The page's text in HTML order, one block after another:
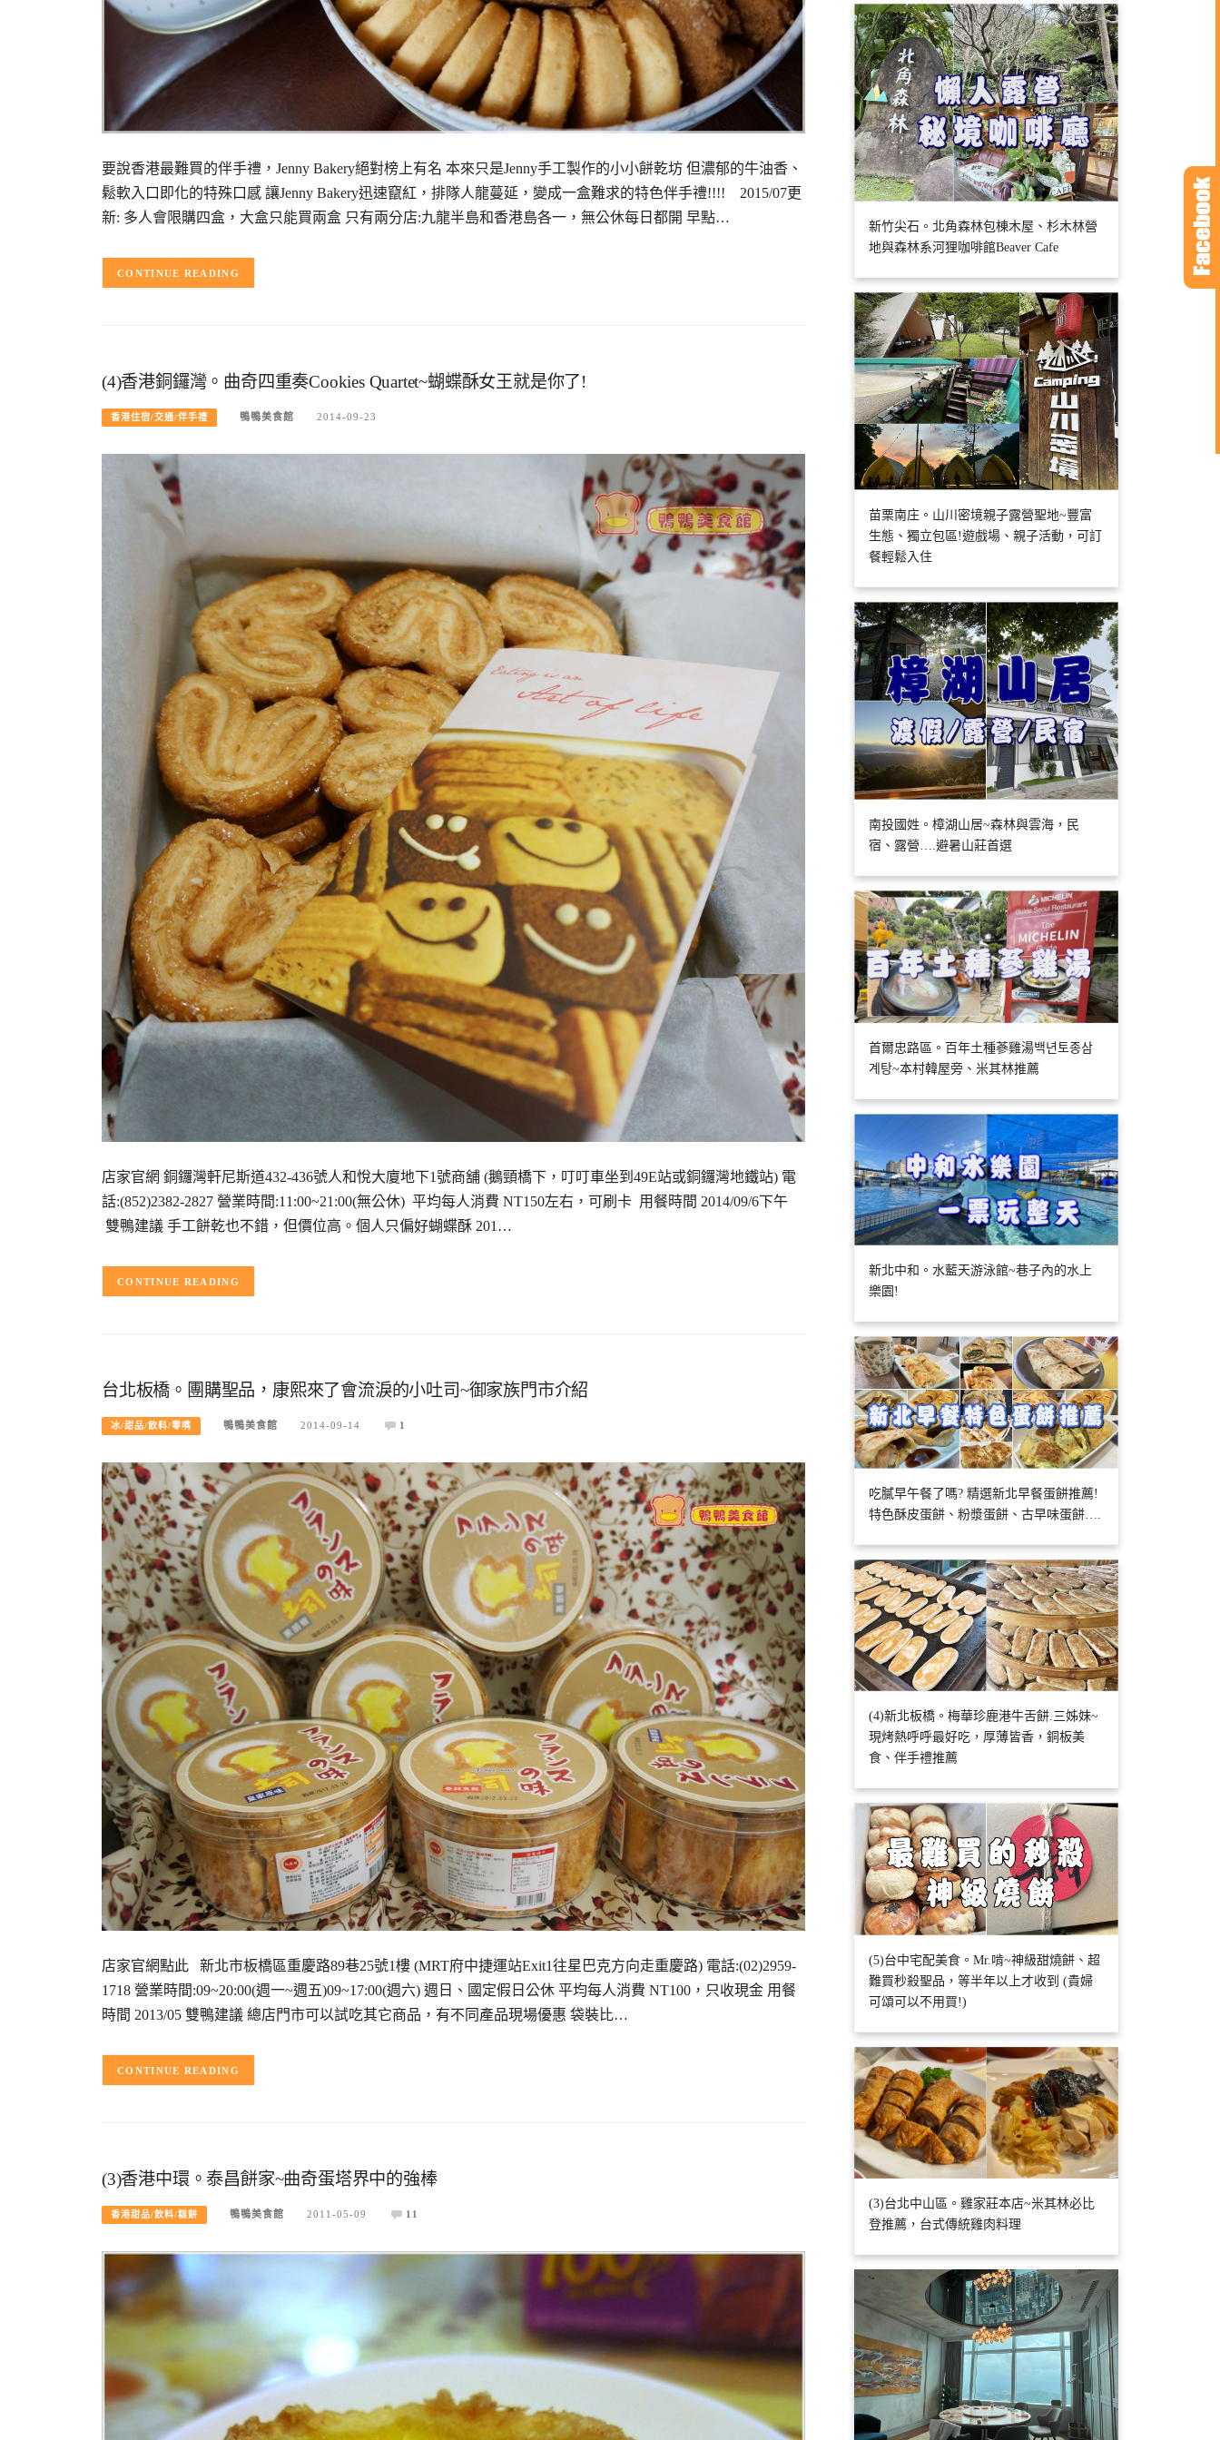
要說香港最難買的伴手禮，Jenny Bakery絕對榜上有名 本來只是Jenny手工製作的小小餅乾坊 但濃郁的牛油香、
鬆軟入口即化的特殊口感 讓Jenny Bakery迅速竄紅，排隊人龍蔓延，變成一盒難求的特色伴手禮!!!! 2015/07更
新: 多人會限購四盒，大盒只能買兩盒 只有兩分店:九龍半島和香港島各一，無公休每日都開 早點…
CONTINUE READING
(4)香港銅鑼灣。曲奇四重奏Cookies Quartet~蝴蝶酥女王就是你了!
香港住宿/交通/伴手禮 鴨鴨美食館 2014-09-23
店家官網 銅鑼灣軒尼斯道432-436號人和悅大廈地下1號商舖 (鵝頸橋下，叮叮車坐到49E站或銅鑼灣地鐵站) 電
話:(852)2382-2827 營業時間:11:00~21:00(無公休) 平均每人消費 NT150左右，可刷卡 用餐時間 2014/09/6下午
雙鴨建議 手工餅乾也不錯，但價位高。個人只偏好蝴蝶酥 201…
CONTINUE READING
台北板橋。團購聖品，康熙來了會流淚的小吐司~御家族門市介紹
冰/甜品/飲料/零嘴 鴨鴨美食館 2014-09-14 1
店家官網點此 新北市板橋區重慶路89巷25號1樓 (MRT府中捷運站Exit1往星巴克方向走重慶路) 電話:(02)2959-
1718 營業時間:09~20:00(週一~週五)09~17:00(週六) 週日、國定假日公休 平均每人消費 NT100，只收現金 用餐
時間 2013/05 雙鴨建議 總店門市可以試吃其它商品，有不同產品現場優惠 袋裝比…
CONTINUE READING
(3)香港中環。泰昌餅家~曲奇蛋塔界中的強棒
香港甜品/飲料/糕餅 鴨鴨美食館 2011-05-09 11
新竹尖石。北角森林包棟木屋、杉木林營
地與森林系河狸咖啡館Beaver Cafe
苗栗南庄。山川密境親子露營聖地~豐富
生態、獨立包區!遊戲場、親子活動，可訂
餐輕鬆入住
南投國姓。樟湖山居~森林與雲海，民
宿、露營….避暑山莊首選
首爾忠路區。百年土種蔘雞湯백년토종삼
계탕~本村韓屋旁、米其林推薦
新北中和。水藍天游泳館~巷子內的水上
樂園!
吃膩早午餐了嗎? 精選新北早餐蛋餅推薦!
特色酥皮蛋餅、粉漿蛋餅、古早味蛋餅….
(4)新北板橋。梅華珍鹿港牛舌餅.三姊妹~
現烤熱呼呼最好吃，厚薄皆香，銅板美
食、伴手禮推薦
(5)台中宅配美食。Mr.啃~神級甜燒餅、超
難買秒殺聖品，等半年以上才收到 (貴婦
可頌可以不用買!)
(3)台北中山區。雞家莊本店~米其林必比
登推薦，台式傳統雞肉料理